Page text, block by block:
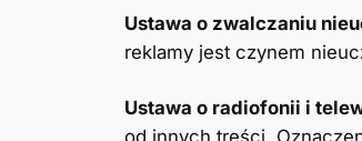
Ustawa o zwalczaniu
reklamy jest czynem
Ustawa o radiofonii i